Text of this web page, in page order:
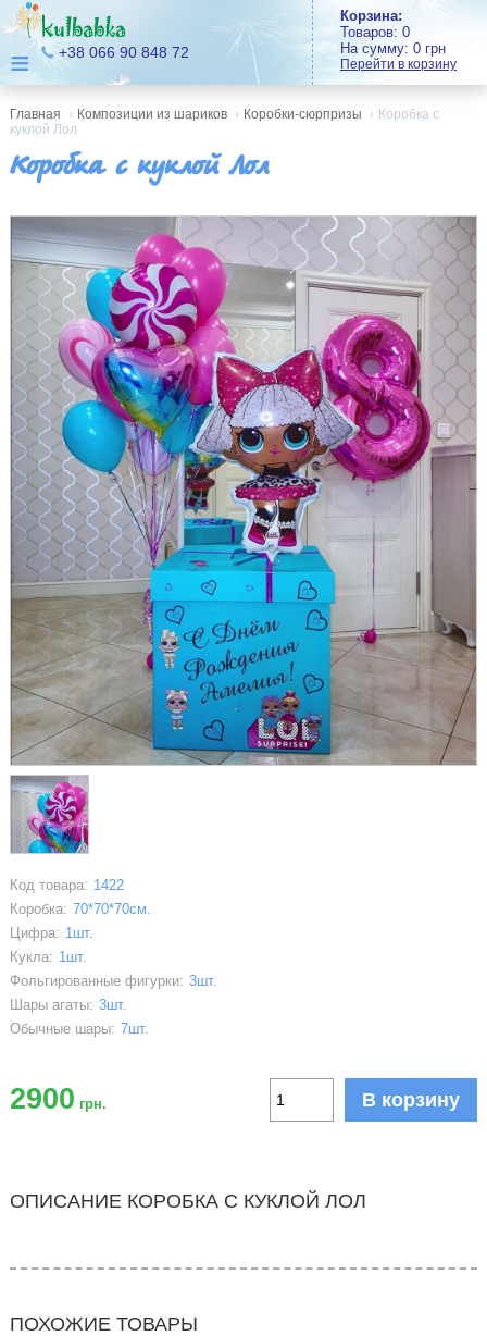
≡ +38 066 90 848 72
Корзина:
Товаров: 0
На сумму: 0 грн
Перейти в корзину
Главная › Композиции из шариков › Коробки-сюрпризы › Коробка с
куклой Лол
Коробка с куклой Лол
Код товара: 1422
Коробка: 70*70*70см.
Цифра: 1шт.
Кукла: 1шт.
Фольгированные фигурки: 3шт.
Шары агаты: 3шт.
Обычные шары: 7шт.
2900 грн. В корзину
ОПИСАНИЕ КОРОБКА С КУКЛОЙ ЛОЛ
ПОХОЖИЕ ТОВАРЫ